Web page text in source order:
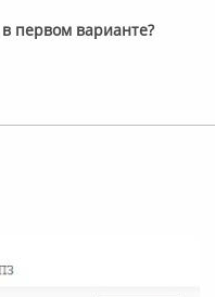
первом варианте?